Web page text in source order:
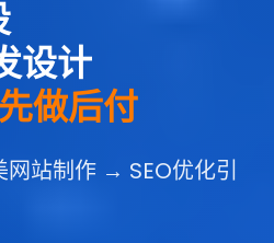
设计
做后付
站制作 → SEO优化引